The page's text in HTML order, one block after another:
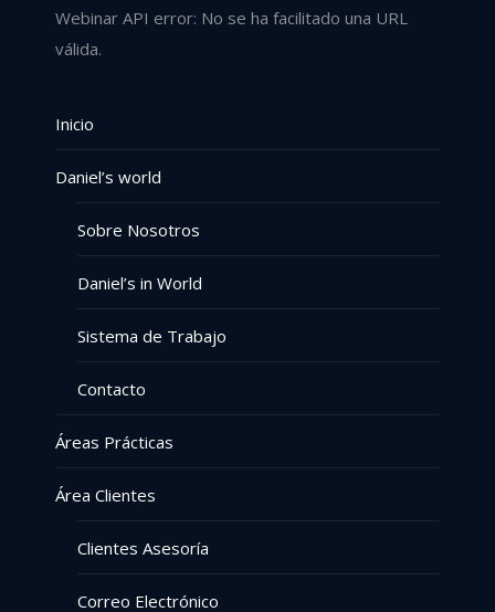
Webinar API error: No se ha facilitado una URL
válida.
Inicio
Daniel’s world
Sobre Nosotros
Daniel’s in World
Sistema de Trabajo
Contacto
Áreas Prácticas
Área Clientes
Clientes Asesoría
Correo Electrónico